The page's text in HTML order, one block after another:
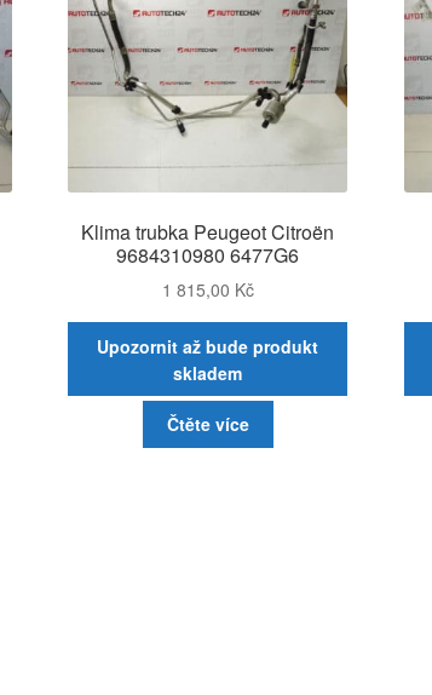
Klima trubka Peugeot Citroën
9684310980 6477G6
1 815,00 Kč
Upozornit až bude produkt
skladem
Čtěte více